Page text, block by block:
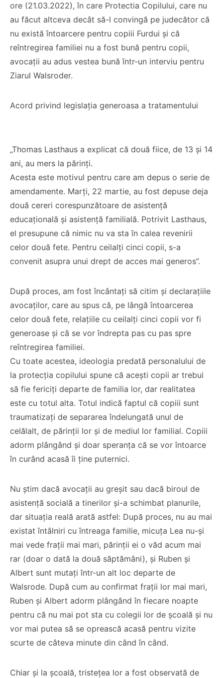
de Lege
modelul
Ben
Ardelean
Co-fondatorul
Bisericii Sataniste
din Africa de Sud,
experimenteaza
dragostea lui
Hristos
CITEȘTE
ore (21.03.2022), în care Protectia Copilului, care nu
au făcut altceva decât să-l convingă pe judecător că
nu există întoarcere pentru copiii Furdui și că
reîntregirea familiei nu a fost bună pentru copii,
avocații au adus vestea bună într-un interviu pentru
Ziarul Walsroder.
Acord privind legislația generoasa a tratamentului
„Thomas Lasthaus a explicat că două fiice, de 13 și 14
ani, au mers la părinți.
Acesta este motivul pentru care am depus o serie de
amendamente. Marți, 22 martie, au fost depuse deja
două cereri corespunzătoare de asistență
educațională și asistență familială. Potrivit Lasthaus,
el presupune că nimic nu va sta în calea revenirii
celor două fete. Pentru ceilalți cinci copii, s-a
convenit asupra unui drept de acces mai generos”.
După proces, am fost încântați să citim și declarațiile
avocaților, care au spus că, pe lângă întoarcerea
celor două fete, relațiile cu ceilalți cinci copii vor fi
generoase și că se vor îndrepta pas cu pas spre
reîntregirea familiei.
Cu toate acestea, ideologia predată personalului de
la protecția copilului spune că acești copii ar trebui
să fie fericiți departe de familia lor, dar realitatea
este cu totul alta. Totul indică faptul că copiii sunt
traumatizați de separarea îndelungată unul de
celălalt, de părinții lor și de mediul lor familial. Copiii
adorm plângând și doar speranța că se vor întoarce
în curând acasă îi ține puternici.
Nu știm dacă avocații au greșit sau dacă biroul de
asistență socială a tinerilor și-a schimbat planurile,
dar situația reală arată astfel: După proces, nu au mai
existat întâlniri cu întreaga familie, micuța Lea nu-și
mai vede frații mai mari, părinții ei o văd acum mai
rar (doar o dată la două săptămâni), și Ruben și
Albert sunt mutați într-un alt loc departe de
Walsrode. După cum au confirmat frații lor mai mari,
Ruben și Albert adorm plângând în fiecare noapte
pentru că nu mai pot sta cu colegii lor de școală și nu
vor mai putea să se oprească acasă pentru vizite
scurte de câteva minute din când în când.
Chiar și la școală, tristețea lor a fost observată de